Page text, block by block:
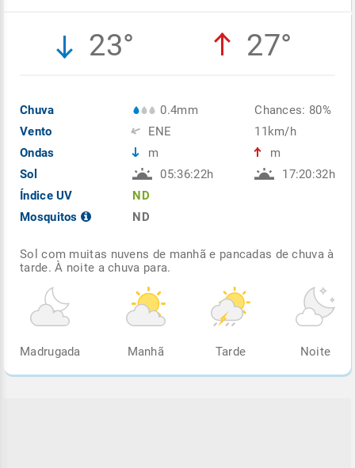
23° 27°
Chuva
Vento
Ondas
Sol
Índice UV
Mosquitos
0.4mm
ENE
m
05:36:22h
ND
ND
Chances: 80%
11km/h
m
17:20:32h
Sol com muitas nuvens de manhã e pancadas de chuva à
tarde. À noite a chuva para.
Madrugada Manhã Tarde Noite